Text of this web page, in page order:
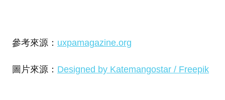
參考來源： uxpamagazine.org
圖片來源： Designed by Katemangostar / Freepik